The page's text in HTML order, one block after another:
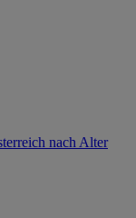
nach Alter